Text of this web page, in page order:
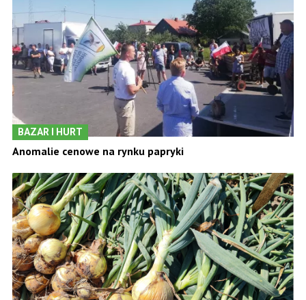
BAZAR I HURT
Anomalie cenowe na rynku papryki